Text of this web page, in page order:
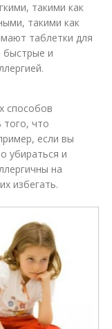
такими как
такими как
таблетки для
быстрые и
способов
того, что
если вы
убираться и
на
избегать.